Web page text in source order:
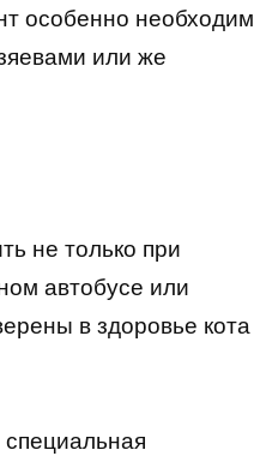
особенно необходим
или же
не только при
автобусе или
в здоровье кота